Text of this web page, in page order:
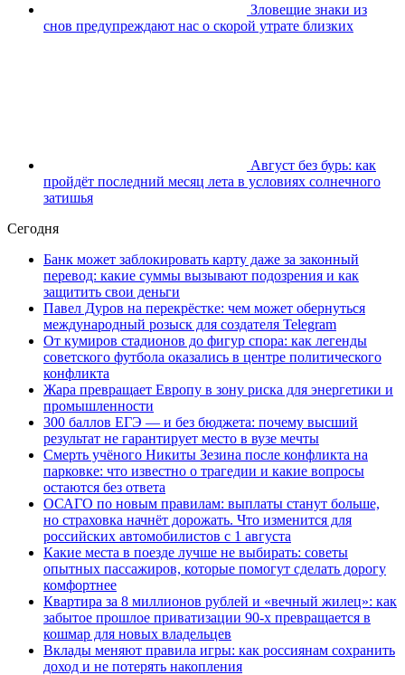
Зловещие знаки из
снов предупреждают нас о скорой утрате близких
Август без бурь: как
пройдёт последний месяц лета в условиях солнечного
затишья
Сегодня
Банк может заблокировать карту даже за законный
перевод: какие суммы вызывают подозрения и как
защитить свои деньги
Павел Дуров на перекрёстке: чем может обернуться
международный розыск для создателя Telegram
От кумиров стадионов до фигур спора: как легенды
советского футбола оказались в центре политического
конфликта
Жара превращает Европу в зону риска для энергетики и
промышленности
300 баллов ЕГЭ — и без бюджета: почему высший
результат не гарантирует место в вузе мечты
Смерть учёного Никиты Зезина после конфликта на
парковке: что известно о трагедии и какие вопросы
остаются без ответа
ОСАГО по новым правилам: выплаты станут больше,
но страховка начнёт дорожать. Что изменится для
российских автомобилистов с 1 августа
Какие места в поезде лучше не выбирать: советы
опытных пассажиров, которые помогут сделать дорогу
комфортнее
Квартира за 8 миллионов рублей и «вечный жилец»: как
забытое прошлое приватизации 90-х превращается в
кошмар для новых владельцев
Вклады меняют правила игры: как россиянам сохранить
доход и не потерять накопления